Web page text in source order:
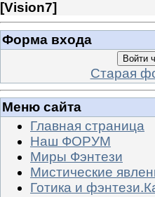
[Vision7]
Форма входа
Войти
Старая
Меню сайта
Главная страница
Наш ФОРУМ
Миры Фэнтези
Мистические
Готика и